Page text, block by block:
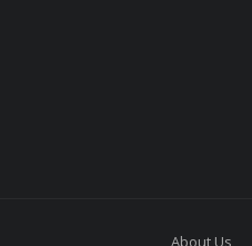
About Us